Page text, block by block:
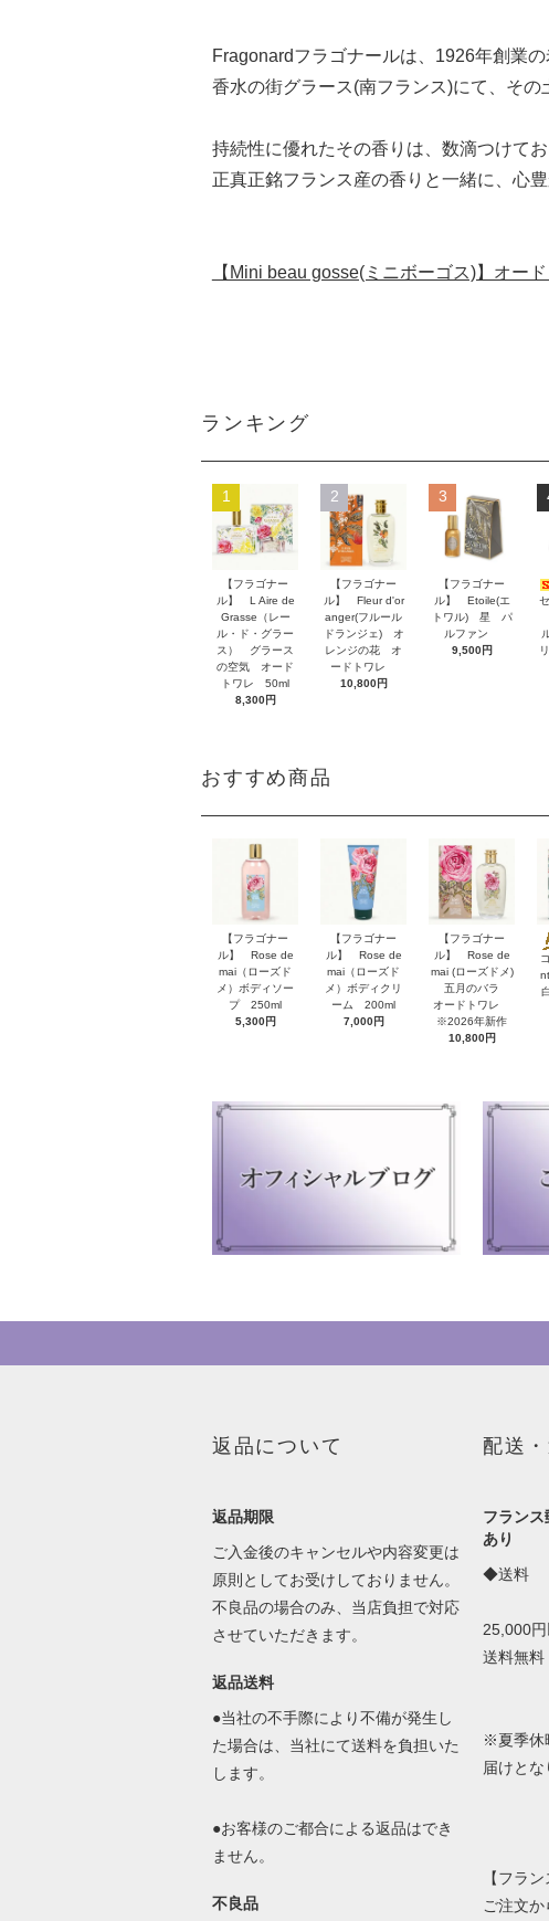
Fragonardフラゴナールは、1926年創業の
香水の街グラース(南フランス)にて、その
持続性に優れたその香りは、数滴つけて
正真正銘フランス産の香りと一緒に、心
【Mini beau gosse(ミニボーゴス)】オー
ランキング
1
【フラゴナー
ル】 L Aire de
Grasse（レー
ル・ド・グラー
ス） グラース
の空気 オード
トワレ 50ml
8,300円
2
【フラゴナー
ル】 Fleur d'or
anger(フルール
ドランジェ) オ
レンジの花 オ
ードトワレ
10,800円
3
【フラゴナー
ル】 Etoile(エ
トワル) 星 パ
ルファン
9,500円
おすすめ商品
【フラゴナー
ル】 Rose de
mai（ローズド
メ）ボディソー
プ 250ml
5,300円
【フラゴナー
ル】 Rose de
mai（ローズド
メ）ボディクリ
ーム 200ml
7,000円
【フラゴナー
ル】 Rose de
mai (ローズドメ)
五月のバラ
オードトワレ
※2026年新作
10,800円
返品について
返品期限
ご入金後のキャンセルや内容変更は
原則としてお受けしておりません。
不良品の場合のみ、当店負担で対応
させていただきます。
返品送料
●当社の不手際により不備が発生し
た場合は、当社にて送料を負担いた
します。
●お客様のご都合による返品はでき
ません。
不良品
配送
フラン
あり
◆送料
25,000
送料無料
※夏季休
届けと
【フラ
ご注文か